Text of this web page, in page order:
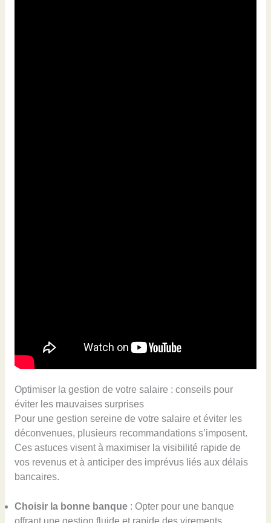
Optimiser la gestion de votre salaire : conseils pour
éviter les mauvaises surprises
Pour une gestion sereine de votre salaire et éviter les
déconvenues, plusieurs recommandations s’imposent.
Ces astuces visent à maximiser la visibilité rapide de
vos revenus et à anticiper des imprévus liés aux délais
bancaires.
Choisir la bonne banque: Opter pour une banque
offrant une gestion fluide et rapide des virements,